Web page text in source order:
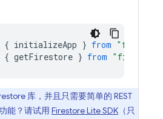
{ initializeApp } from
{ getFirestore } from
库，并且只需要简单的 REST
能？请试用 Firestore Lite SDK （只